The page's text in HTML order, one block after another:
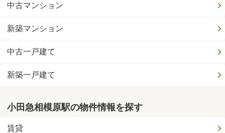
中古マンション
新築マンション
中古一戸建て
新築一戸建て
小田急相模原駅の物件情報を探す
賃貸